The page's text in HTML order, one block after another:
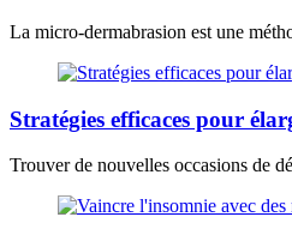
La micro-dermabrasion est une
Stratégies efficaces pour
Trouver de nouvelles occasions de